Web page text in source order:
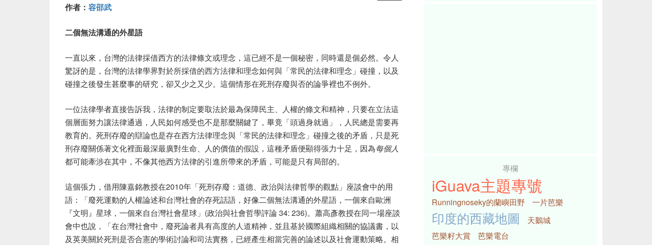
作者： 容邵武
二個無法溝通的外星語
一直以來，台灣的法律採借西方的法律條文或理念，這已經不是一個秘密，同時還是個必然。令人
驚訝的是，台灣的法律學界對於所採借的西方法律和理念如何與「常民的法律和理念」碰撞，以及
碰撞之後發生甚麼事的研究，卻又少之又少。這個情形在死刑存廢與否的論爭裡也不例外。
一位法律學者直接告訴我，法律的制定要取法於最為保障民主、人權的條文和精神，只要在立法這
個層面努力讓法律通過，人民如何感受也不是那麼關鍵了，畢竟「頭過身就過」，人民總是需要再
教育的。死刑存廢的辯論也是存在西方法律理念與「常民的法律和理念」碰撞之後的矛盾，只是死
刑存廢關係著文化裡面最深最廣對生命、人的價值的假設，這種矛盾便顯得張力十足，因為每個人
都可能牽涉在其中，不像其他西方法律的引進所帶來的矛盾，可能是只有局部的。
這個張力，借用陳嘉銘教授在2010年「死刑存廢：道德、政治與法律哲學的觀點」座談會中的用
語：「廢死運動的人權論述和台灣社會的存死話語，好像二個無法溝通的外星語，一個來自歐洲
『文明』星球，一個來自台灣社會星球」(政治與社會哲學評論 34: 236)。蕭高彥教授在同一場座談
會中也說，「在台灣社會中，廢死論者具有高度的人道精神，並且基於國際組織相關的協議書，以
及英美關於死刑是否合憲的學術討論和司法實務，已經產生相當完善的論述以及社會運動策略。相
專欄
iGuava主題專號
Runningnoseky的蘭嶼田野 一片芭樂
印度的西藏地圖
天鵝城
芭樂籽大賞
芭樂電台